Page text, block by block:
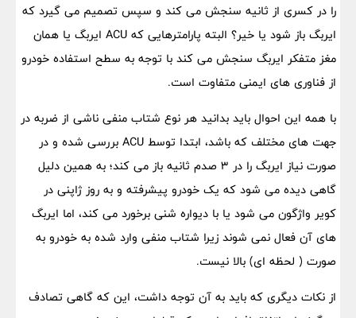
را در کسری از ثانیه سنجش می کند و سپس تصمیم می گیرد که
ایربگ باز شود یا خیر؟ البته پارامترهایی که ACU ایربگ یا همان
مغز متفکر ایربگ سنجش می کند با توجه به سطح استفاده خودرو
از فناوری های ایمنی متفاوت است.
با همه این احوال باید بدانید هر نوع شتاب منفی ناشی از ضربه در
جهت های مختلف که باشد، ابتدا توسط ACU بررسی شده و در
صورت نیاز ایربگ را در 3 صدم ثانیه باز می کند؛ به همین دلیل
گاهی دیده می شود که یک خودرو پیشرفته و به روز ژاپنی در
کویر واژگون می شود یا با دیواره شنی برخورد می کند، اما ایربگ
های آن فعال نمی شوند زیرا شتاب منفی وارد شده به خودرو به
صورت ( لحظه ای) بالا نیست.
از نکات دیگری که باید به آن توجه داشت، این که گاهی تصادف